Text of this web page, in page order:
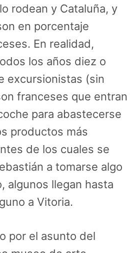
rodean y Cataluña, y
en porcentaje
En realidad,
los años diez o
excursionistas (sin
franceses que entran
para abastecerse
productos más
de los cuales se
a tomarse algo
algunos llegan hasta
a Vitoria.
por el asunto del